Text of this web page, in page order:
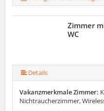
Zimmer
WC
Details
Vakanzmerkmale Zimmer:
Nichtraucherzimmer,